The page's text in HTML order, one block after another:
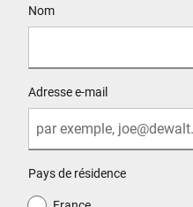
Nom
Adresse e-mail
Pays de résidence